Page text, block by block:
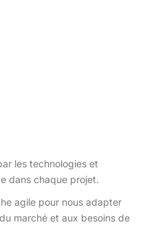
les technologies et
dans chaque projet.
agile pour nous adapter
marché et aux besoins de